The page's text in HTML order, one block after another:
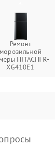
Ремонт
морозильной
HITACHI R-
XG410E1